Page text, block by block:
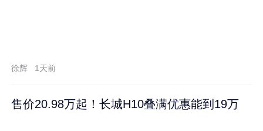
徐辉 1天前
售价20.98万起！长城H10叠满优惠能到19万